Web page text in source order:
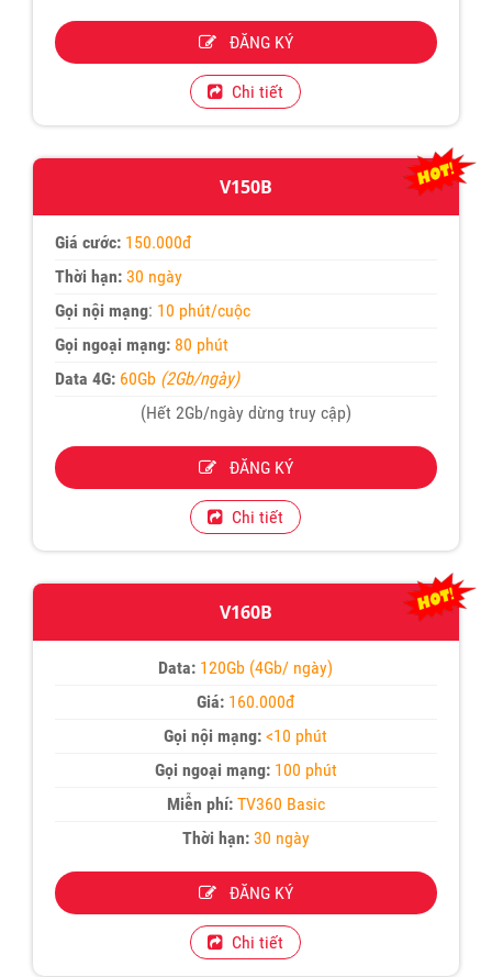
ĐĂNG KÝ
Chi tiết
V150B
Giá cước: 150.000đ
Thời hạn: 30 ngày
Gọi nội mạng: 10 phút/cuộc
Gọi ngoại mạng: 80 phút
Data 4G: 60Gb (2Gb/ngày)
(Hết 2Gb/ngày dừng truy cập)
ĐĂNG KÝ
Chi tiết
V160B
Data: 120Gb (4Gb/ ngày)
Giá: 160.000đ
Gọi nội mạng:<10 phút
Gọi ngoại mạng: 100 phút
Miễn phí: TV360 Basic
Thời hạn:30 ngày
ĐĂNG KÝ
Chi tiết